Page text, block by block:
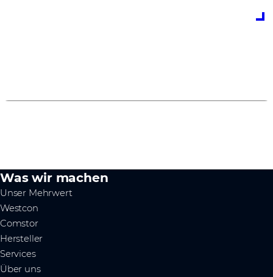
Was wir machen
Unser Mehrwert
Westcon
Comstor
Hersteller
Services
Über uns